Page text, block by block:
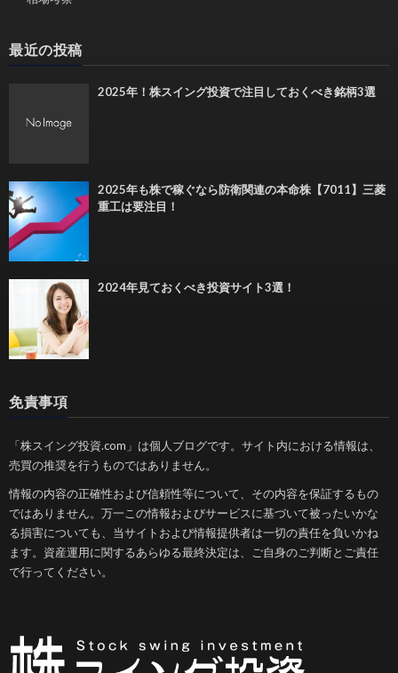
最近の投稿
2025年！株スイング投資で注目しておくべき銘柄3選
2025年も株で稼ぐなら防衛関連の本命株【7011】三菱
重工は要注目！
2024年見ておくべき投資サイト3選！
免責事項
「株スイング投資.com」は個人ブログです。サイト内における情報は、
売買の推奨を行うものではありません。
情報の内容の正確性および信頼性等について、その内容を保証するもの
ではありません。万一この情報およびサービスに基づいて被ったいかな
る損害についても、当サイトおよび情報提供者は一切の責任を負いかね
ます。資産運用に関するあらゆる最終決定は、ご自身のご判断とご責任
で行ってください。